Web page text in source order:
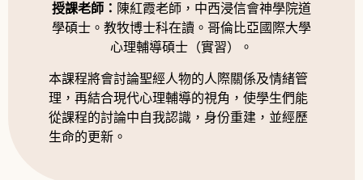
授課老師： 陳紅霞老師，中西浸信會神學院道
學碩士。教牧博士科在讀。哥倫比亞國際大學
心理輔導碩士（實習）。
本課程將會討論聖經人物的人際關係及情緒管
理，再結合現代心理輔導的視角，使學生們能
從課程的討論中自我認識，身份重建，並經歷
生命的更新。